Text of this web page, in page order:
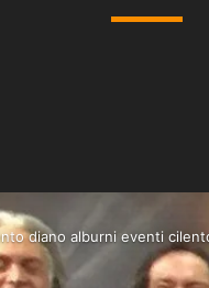
diano alburni eventi